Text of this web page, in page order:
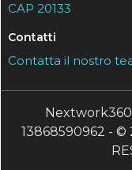
CAP 20133
Contatti
Contatta il nostro
13868590962 - ©